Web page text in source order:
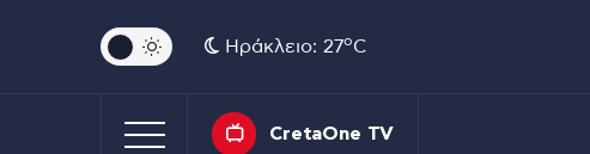
Ηράκλειο: 27oC
CretaOne TV